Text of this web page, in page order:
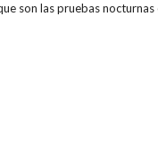
son las pruebas